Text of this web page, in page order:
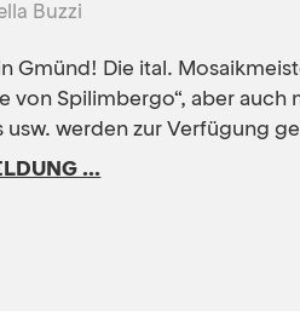
Buzzi
Gmünd! Die ital.
von Spilimbergo“, aber
usw. werden zur Verfügung
...